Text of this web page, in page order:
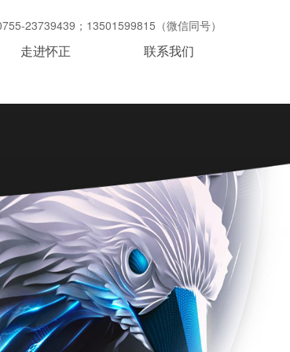
23739439；13501599815（微信同号）
走进怀正 联系我们